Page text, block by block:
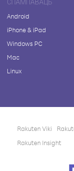
СПАМПАВАЦЬ
Android
iPhone & iPad
Windows PC
Mac
Linux
Rakuten Viki
Rakuten Insight